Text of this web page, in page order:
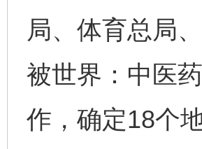
局、体育总局
被世界：中医
作，确定18个